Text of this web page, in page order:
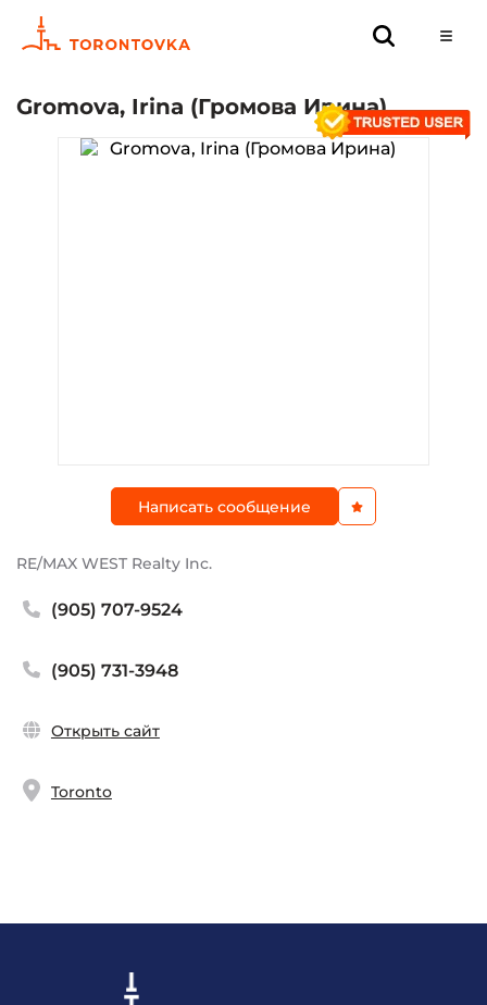
Gromova, Irina (Громова Ирина)
Написать сообщение
RE/MAX WEST Realty Inc.
(905) 707-9524
(905) 731-3948
Открыть сайт
Toronto